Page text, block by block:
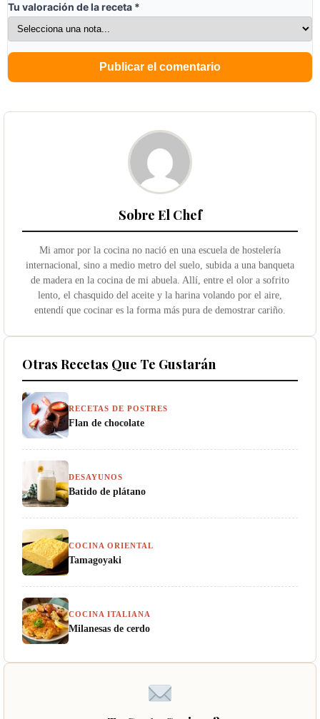
Tu valoración de la receta *
Sobre El Chef
Mi amor por la cocina no nació en una escuela de hostelería
internacional, sino a medio metro del suelo, subida a una banqueta
de madera en la cocina de mi abuela. Allí, entre el olor a sofrito
lento, el chasquido del aceite y la harina volando por el aire,
entendí que cocinar es la forma más pura de demostrar cariño.
Otras Recetas Que Te Gustarán
RECETAS DE POSTRES
Flan de chocolate
DESAYUNOS
Batido de plátano
COCINA ORIENTAL
Tamagoyaki
COCINA ITALIANA
Milanesas de cerdo